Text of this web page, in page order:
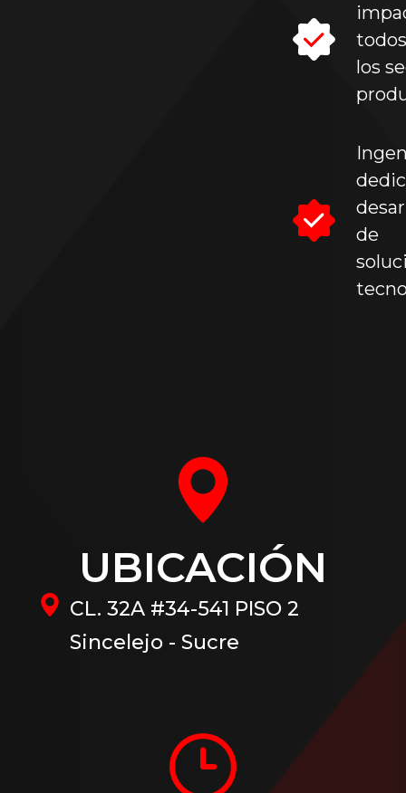
todos
los
de
UBICACIÓN
CL. 32A #34-541 PISO 2
Sincelejo - Sucre